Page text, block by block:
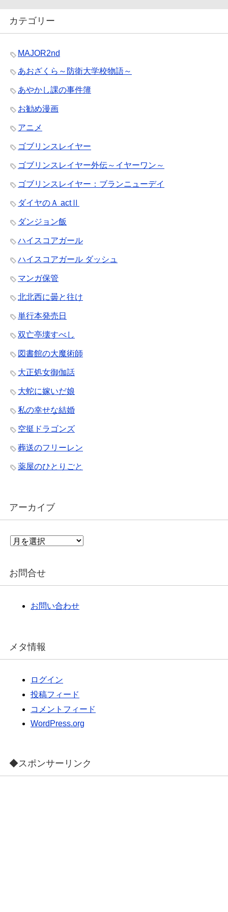
カテゴリー
MAJOR2nd
あおざくら～防衛大学校物語～
あやかし課の事件簿
お勧め漫画
アニメ
ゴブリンスレイヤー
ゴブリンスレイヤー外伝～イヤーワン～
ゴブリンスレイヤー：ブランニューデイ
ダイヤのＡ actⅡ
ダンジョン飯
ハイスコアガール
ハイスコアガール ダッシュ
マンガ保管
北北西に曇と往け
単行本発売日
双亡亭壊すべし
図書館の大魔術師
大正処女御伽話
大蛇に嫁いだ娘
私の幸せな結婚
空挺ドラゴンズ
葬送のフリーレン
薬屋のひとりごと
アーカイブ
ア
イ
お問合せ
お問い合わせ
メタ情報
ログイン
投稿フィード
コメントフィード
WordPress.org
◆スポンサーリンク